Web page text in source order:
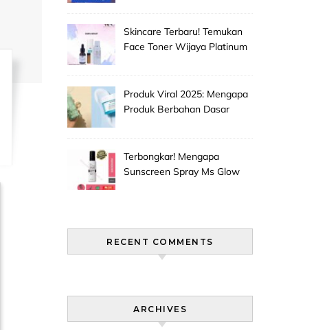
Skincare Terbaru! Temukan
Face Toner Wijaya Platinum
Efektif!
Produk Viral 2025: Mengapa
Produk Berbahan Dasar
Terbongkar! Mengapa
Sunscreen Spray Ms Glow
RECENT COMMENTS
ARCHIVES